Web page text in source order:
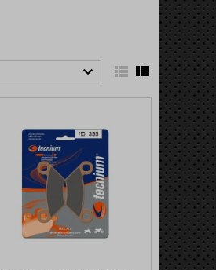
  